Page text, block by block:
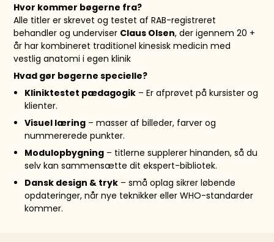
Hvor kommer bøgerne fra?
Alle titler er skrevet og testet af RAB-registreret
behandler og underviser Claus Olsen, der igennem 20 +
år har kombineret traditionel kinesisk medicin med
vestlig anatomi i egen klinik
Hvad gør bøgerne specielle?
Kliniktestet pædagogik– Er afprøvet på kursister og
klienter.
Visuel læring– masser af billeder, farver og
nummererede punkter.
Modulopbygning– titlerne supplerer hinanden, så du
selv kan sammensætte dit ekspert-bibliotek.
Dansk design & tryk– små oplag sikrer løbende
opdateringer, når nye teknikker eller WHO-standarder
kommer.